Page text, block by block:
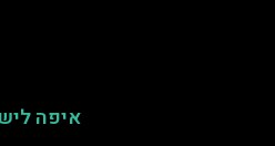
איפה